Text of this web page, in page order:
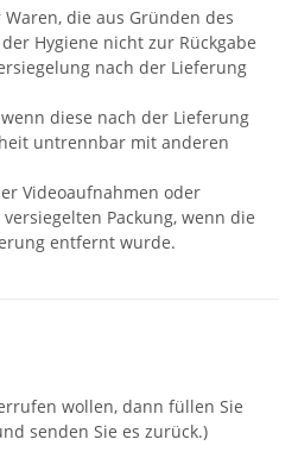
die aus Gründen des
Hygiene nicht zur Rückgabe
nach der Lieferung
diese nach der Lieferung
untrennbar mit anderen
Videoaufnahmen oder
Packung, wenn die
entfernt wurde.
wollen, dann füllen Sie
senden Sie es zurück.)